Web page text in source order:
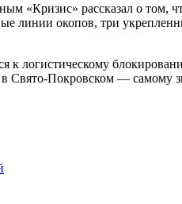
«Кризис» рассказал о том,
линии окопов, три
логистическому
Покровском — самому